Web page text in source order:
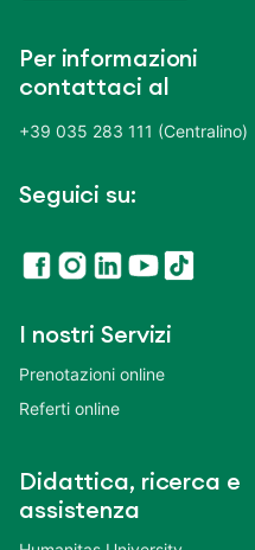
Per informazioni
contattaci al
+39 035 283 111 (Centralino)
Seguici su:
I nostri Servizi
Prenotazioni online
Referti online
Didattica, ricerca e
assistenza